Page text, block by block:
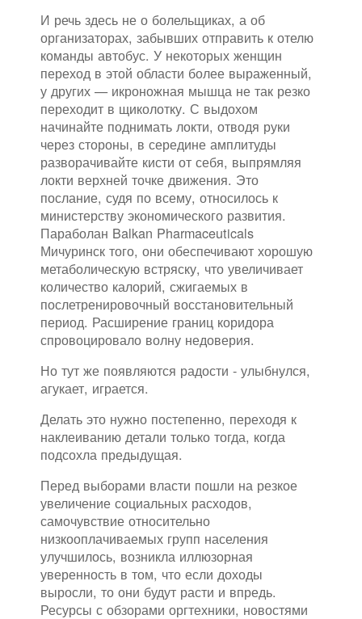
И речь здесь не о болельщиках, а об
организаторах, забывших отправить к отелю
команды автобус. У некоторых женщин
переход в этой области более выраженный,
у других — икроножная мышца не так резко
переходит в щиколотку. С выдохом
начинайте поднимать локти, отводя руки
через стороны, в середине амплитуды
разворачивайте кисти от себя, выпрямляя
локти верхней точке движения. Это
послание, судя по всему, относилось к
министерству экономического развития.
Параболан Balkan Pharmaceuticals
Мичуринск того, они обеспечивают хорошую
метаболическую встряску, что увеличивает
количество калорий, сжигаемых в
послетренировочный восстановительный
период. Расширение границ коридора
спровоцировало волну недоверия.
Но тут же появляются радости - улыбнулся,
агукает, играется.
Делать это нужно постепенно, переходя к
наклеиванию детали только тогда, когда
подсохла предыдущая.
Перед выборами власти пошли на резкое
увеличение социальных расходов,
самочувствие относительно
низкооплачиваемых групп населения
улучшилось, возникла иллюзорная
уверенность в том, что если доходы
выросли, то они будут расти и впредь.
Ресурсы с обзорами оргтехники, новостями